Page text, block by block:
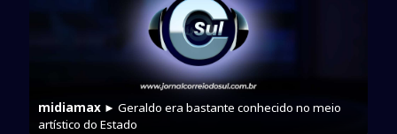
midiamax► Geraldo era bastante conhecido no meio
artístico do Estado